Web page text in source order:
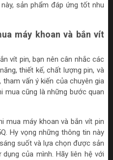
sản phẩm đáp ứng tốt nhu
máy khoan và bắn vít
vít pin, bạn nên cân nhắc các
thiết kế, chất lượng pin, và
vấn ý kiến của chuyên gia
mua cũng là những bước quan
mua máy khoan và bắn vít pin
Hy vọng những thông tin này
suốt và lựa chọn được sản
của mình. Hãy liên hệ với